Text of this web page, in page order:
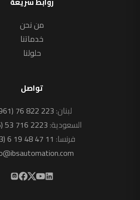
من نحن
خدماتنا
حلولنا
تواصل
لبنان:76 822 223
السعودية:53 716 2223
فرنسا: 6 19 48 47 11